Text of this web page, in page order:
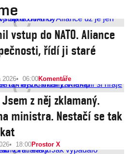
vstup do NATO. Aliance
řídí ji staré
2026 06:00Komentáře
z něj zklamaný.
ministra. Nestačí se tak
18:00Prostor X